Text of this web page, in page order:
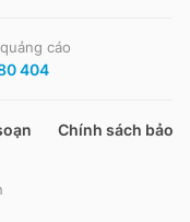
cáo
404
Chính sách bảo